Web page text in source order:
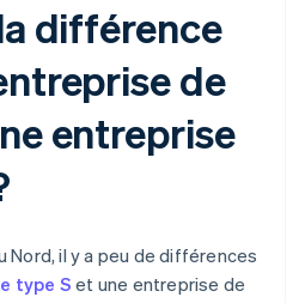
différence
de
entreprise
Nord, il y a peu de différences
type S et une entreprise de